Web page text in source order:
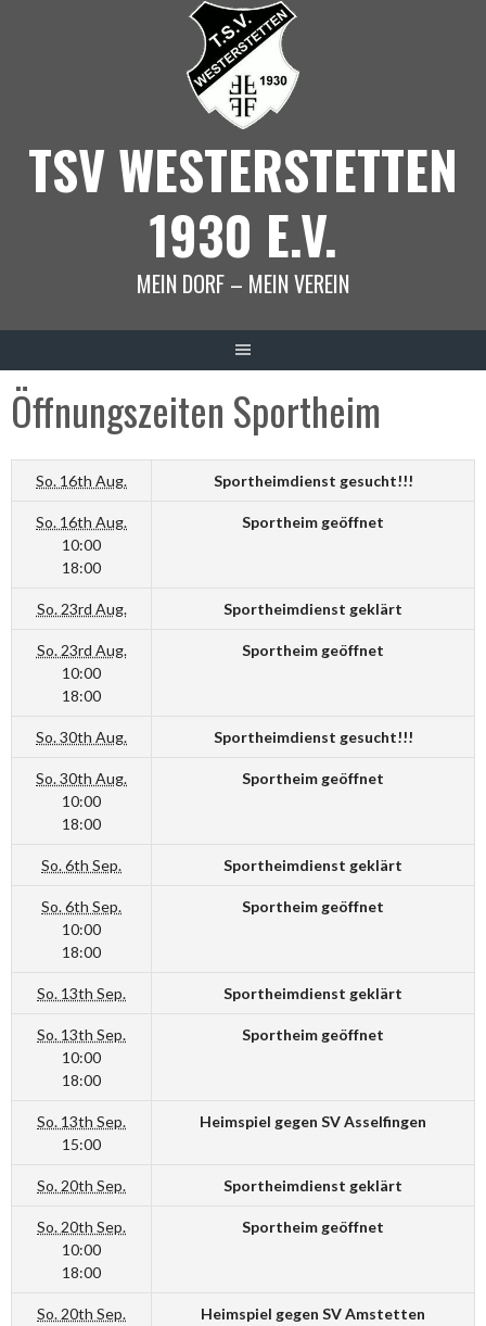
TSV WESTERSTETTEN
1930 E.V.
MEIN DORF – MEIN VEREIN
Öffnungszeiten Sportheim
So. 16th Aug. Sportheimdienst gesucht!!!
So. 16th Aug.
10:00
18:00
Sportheim geöffnet
So. 23rd Aug. Sportheimdienst geklärt
So. 23rd Aug.
10:00
18:00
Sportheim geöffnet
So. 30th Aug. Sportheimdienst gesucht!!!
So. 30th Aug.
10:00
18:00
Sportheim geöffnet
So. 6th Sep. Sportheimdienst geklärt
So. 6th Sep.
10:00
18:00
Sportheim geöffnet
So. 13th Sep. Sportheimdienst geklärt
So. 13th Sep.
10:00
18:00
Sportheim geöffnet
So. 13th Sep.
15:00
Heimspiel gegen SV Asselfingen
So. 20th Sep. Sportheimdienst geklärt
So. 20th Sep.
10:00
18:00
Sportheim geöffnet
So. 20th Sep.
Heimspiel gegen SV Amstetten